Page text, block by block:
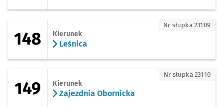
148 Kierunek
Leśnica
Nr słupka 23109
149 - kierunek Zajezdnia Obornicka
149 Kierunek
Zajezdnia Obornicka
Nr słupka 23110